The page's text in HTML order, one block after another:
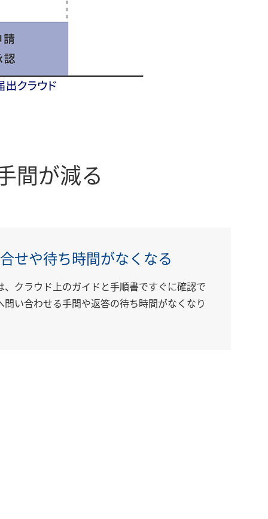
間が減る
せや待ち時間がなくなる
、クラウド上のガイドと手順書ですぐに確認で
問い合わせる手間や返答の待ち時間がなくなり